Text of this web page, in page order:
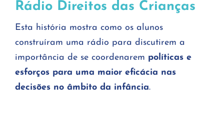
Rádio Direitos das Crianças
Esta história mostra como os alunos
construíram uma rádio para discutirem a
importância de se coordenarem políticas e
esforços para uma maior eficácia nas
decisões no âmbito da infância.